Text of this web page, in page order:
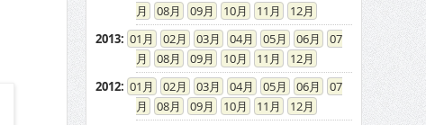
08
09 10 11
12
2013: 01 02 03 04 05 06
07
08
09 10 11
12
2012: 01 02 03 04 05 06
07
08
09 10 11
12